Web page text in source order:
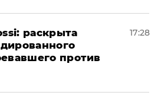
раскрыта
против
17:28